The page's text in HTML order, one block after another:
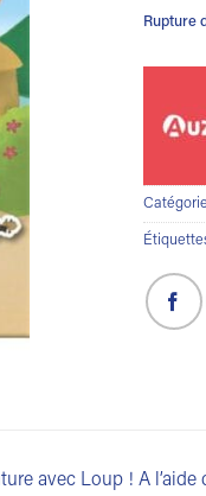
Rupture
avec Loup ! A